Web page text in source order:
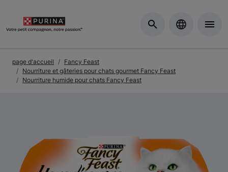
page d'accueil
Fancy Feast
Nourriture et gâteries pour chats gourmet Fancy Feast
Nourriture humide pour chats Fancy Feast